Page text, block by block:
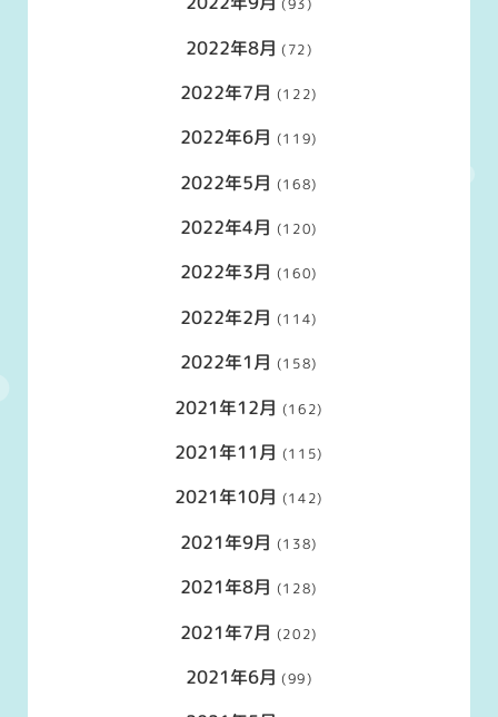
(93)
2022年8月 (72)
2022年7月 (122)
2022年6月 (119)
2022年5月 (168)
2022年4月 (120)
2022年3月 (160)
2022年2月 (114)
2022年1月 (158)
2021年12月 (162)
2021年11月 (115)
2021年10月 (142)
2021年9月 (138)
2021年8月 (128)
2021年7月 (202)
2021年6月 (99)